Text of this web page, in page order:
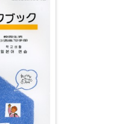
ために、
の視点を取り入れ
ーニングなどを組み